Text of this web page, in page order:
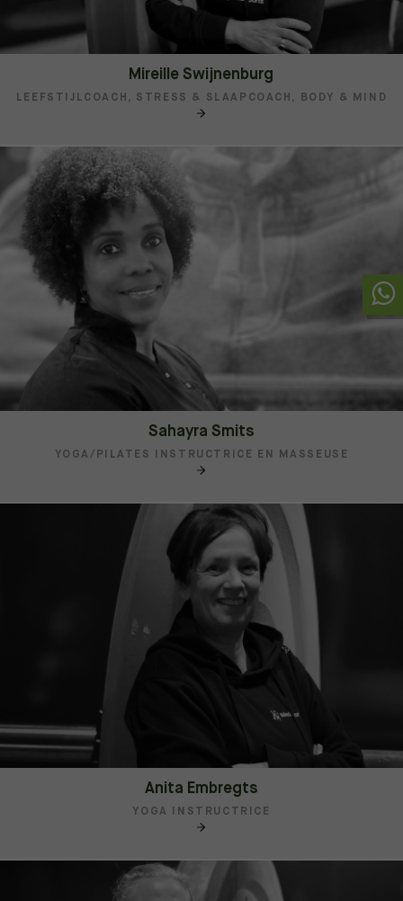
Mireille Swijnenburg
LEEFSTIJLCOACH, STRESS & SLAAPCOACH, BODY & MIND
Sahayra Smits
YOGA/PILATES INSTRUCTRICE EN MASSEUSE
Anita Embregts
YOGA INSTRUCTRICE